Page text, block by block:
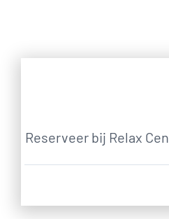
Reserveer bij Relax